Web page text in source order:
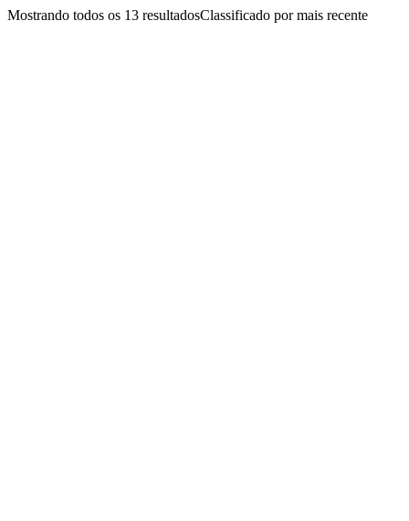
Mostrando todos os 13 resultadosClassificado por mais recente